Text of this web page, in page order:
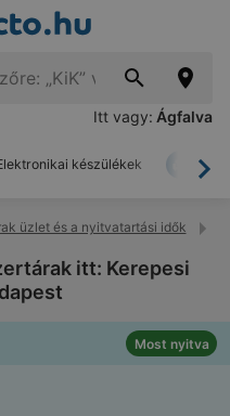
Itt vagy: Ágfalva
készülékek
üzlet és a nyitvatartási idők
itt: Kerepesi
Most nyitva